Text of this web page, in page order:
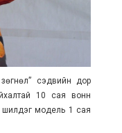
сэдвийн дор
10 сая вонн
модель 1 сая